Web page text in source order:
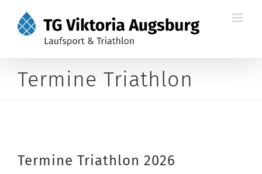
Inhalt
springen
Termine Triathlon
Termine Triathlon 2026